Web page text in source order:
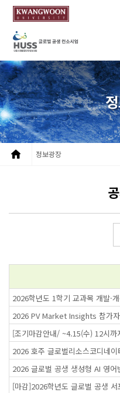
정보광장
2026학년도 1학기 교과목 개발·
2026 PV Market Insights 참가
2026 호주 글로벌리소스코디네
2026 글로벌 공생 생성형 AI 영
[마감]2026학년도 글로벌 공생